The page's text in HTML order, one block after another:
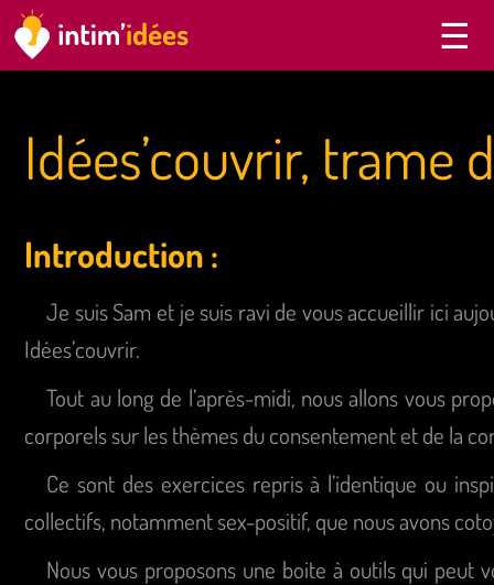
Idées’couvrir, trame
Introduction :
Je suis Sam et je suis ravi de vous accueillir ici
Idées’couvrir.
Tout au long de l’après-midi, nous allons vous
corporels sur les thèmes du consentement et de la
Ce sont des exercices repris à l’identique ou
collectifs, notamment sex-positif, que nous avons
Nous vous proposons une boite à outils qui peut